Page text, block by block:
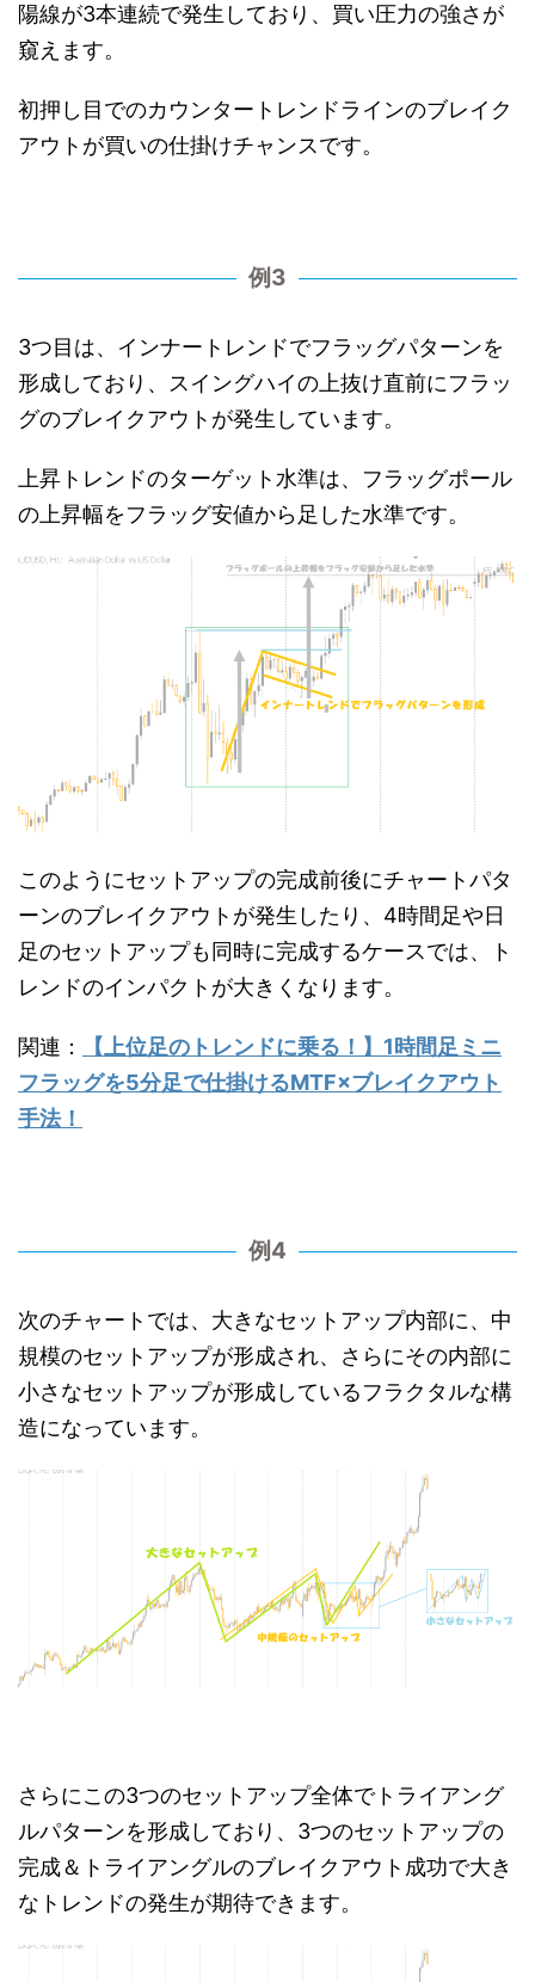
陽線が3本連続で発生しており、買い圧力の強さが
窺えます。
初押し目でのカウンタートレンドラインのブレイク
アウトが買いの仕掛けチャンスです。
例3
3つ目は、インナートレンドでフラッグパターンを
形成しており、スイングハイの上抜け直前にフラッ
グのブレイクアウトが発生しています。
上昇トレンドのターゲット水準は、フラッグポール
の上昇幅をフラッグ安値から足した水準です。
このようにセットアップの完成前後にチャートパタ
ーンのブレイクアウトが発生したり、4時間足や日
足のセットアップも同時に完成するケースでは、ト
レンドのインパクトが大きくなります。
関連：
【上位足のトレンドに乗る！】1時間足ミニ
フラッグを5分足で仕掛けるMTF×ブレイクアウト
手法！
例4
次のチャートでは、大きなセットアップ内部に、中
規模のセットアップが形成され、さらにその内部に
小さなセットアップが形成しているフラクタルな構
造になっています。
さらにこの3つのセットアップ全体でトライアング
ルパターンを形成しており、3つのセットアップの
完成＆トライアングルのブレイクアウト成功で大き
なトレンドの発生が期待できます。